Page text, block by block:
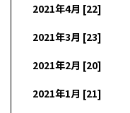
2021年4月 [22]
2021年3月 [23]
2021年2月 [20]
2021年1月 [21]